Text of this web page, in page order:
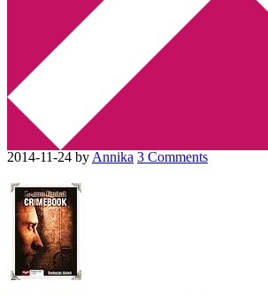
You are here:Home
Recension:
Recension:
Rasmus Finnhult
2014-11-24 by Annika 3 Comments